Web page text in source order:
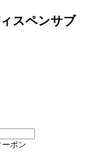
スペンサブ
ーポン